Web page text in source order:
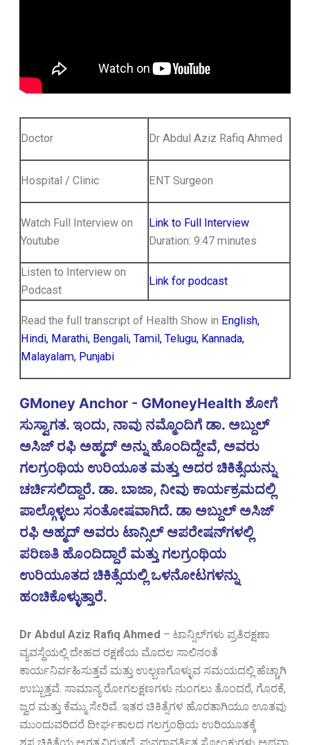
Doctor Dr Abdul Aziz Rafiq Ahmed
Hospital / Clinic ENT Surgeon
Watch Full Interview on
Youtube
Link to Full Interview
Duration: 9:47 minutes
Listen to Interview on
Podcast
Link for podcast
Read the full transcript of Health Show in English,
Hindi, Marathi, Bengali, Tamil, Telugu, Kannada,
Malayalam, Punjabi
GMoney Anchor - GMoneyHealth ಶೋಗೆ
ಸುಸ್ವಾಗತ. ಇಂದು, ನಾವು ನಮ್ಮೊಂದಿಗೆ ಡಾ. ಅಬ್ದುಲ್
ಅಸಿಜ್ ರಫಿ ಅಹ್ಮದ್ ಅನ್ನು ಹೊಂದಿದ್ದೇವೆ, ಅವರು
ಗಲಗ್ರಂಥಿಯ ಉರಿಯೂತ ಮತ್ತು ಅದರ ಚಿಕಿತ್ಸೆಯನ್ನು
ಚರ್ಚಿಸಲಿದ್ದಾರೆ. ಡಾ. ಬಾಜಾ, ನೀವು ಕಾರ್ಯಕ್ರಮದಲ್ಲಿ
ಪಾಲ್ಗೊಳ್ಳಲು ಸಂತೋಷವಾಗಿದೆ. ಡಾ ಅಬ್ದುಲ್ ಅಸಿಜ್
ರಫಿ ಅಹ್ಮದ್ ಅವರು ಟಾನ್ಸಿಲ್ ಆಪರೇಷನ್‌ಗಳಲ್ಲಿ
ಪರಿಣತಿ ಹೊಂದಿದ್ದಾರೆ ಮತ್ತು ಗಲಗ್ರಂಥಿಯ
ಉರಿಯೂತದ ಚಿಕಿತ್ಸೆಯಲ್ಲಿ ಒಳನೋಟಗಳನ್ನು
ಹಂಚಿಕೊಳ್ಳುತ್ತಾರೆ.
Dr Abdul Aziz Rafiq Ahmed – ಟಾನ್ಸಿಲ್‌ಗಳು ಪ್ರತಿರಕ್ಷಣಾ
ವ್ಯವಸ್ಥೆಯಲ್ಲಿ ದೇಹದ ರಕ್ಷಣೆಯ ಮೊದಲ ಸಾಲಿನಂತೆ
ಕಾರ್ಯನಿರ್ವಹಿಸುತ್ತವೆ ಮತ್ತು ಉಲ್ಬಣಗೊಳ್ಳುವ ಸಮಯದಲ್ಲಿ ಹೆಚ್ಚಾಗಿ
ಉಬ್ಬುತ್ತವೆ. ಸಾಮಾನ್ಯ ರೋಗಲಕ್ಷಣಗಳು ನುಂಗಲು ತೊಂದರೆ, ಗೊರಕೆ,
ಜ್ವರ ಮತ್ತು ಕೆಮ್ಮು ಸೇರಿವೆ. ಇತರ ಚಿಕಿತ್ಸೆಗಳ ಹೊರತಾಗಿಯೂ ಊತವು
ಮುಂದುವರಿದರೆ ದೀರ್ಘಕಾಲದ ಗಲಗ್ರಂಥಿಯ ಉರಿಯೂತಕ್ಕೆ